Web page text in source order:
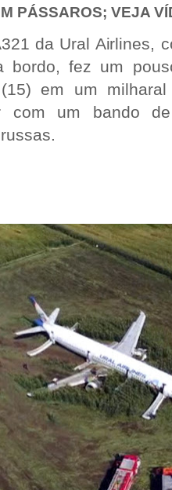
PÁSSAROS; VEJA
da Ural Airlines,
bordo, fez um
(15) em um
com um bando de